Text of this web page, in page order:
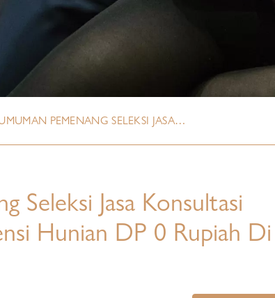
PEMENANG SELEKSI JASA…
Seleksi Jasa Konsultasi
Hunian DP 0 Rupiah Di